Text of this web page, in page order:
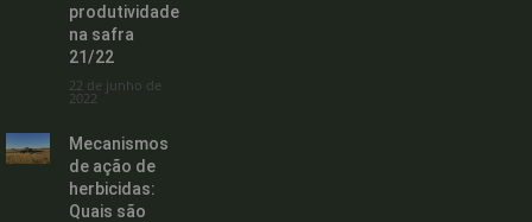
produtividade
na safra
21/22
22 de junho de
2022
Mecanismos
de ação de
herbicidas:
Quais são